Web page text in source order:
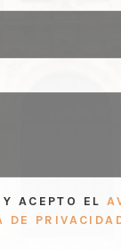
ACEPTO EL
DE